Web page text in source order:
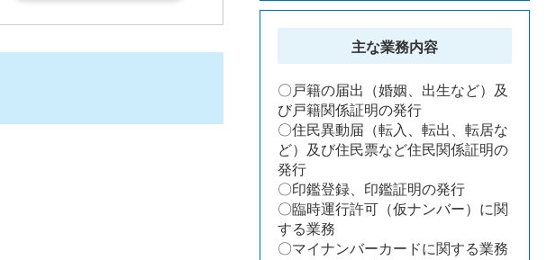
主な業務内容
〇戸籍の届出（婚姻、出生など）及
び戸籍関係証明の発行
〇住民異動届（転入、転出、転居な
ど）及び住民票など住民関係証明の
発行
〇印鑑登録、印鑑証明の発行
〇臨時運行許可（仮ナンバー）に関
する業務
〇マイナンバーカードに関する業務